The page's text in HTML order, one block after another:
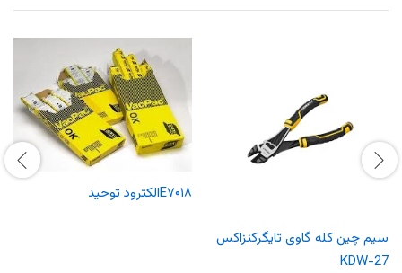
سیم چین کله گاوی تایگرکنزاکس
KDW-27
E۷۰۱۸الکترود توحید